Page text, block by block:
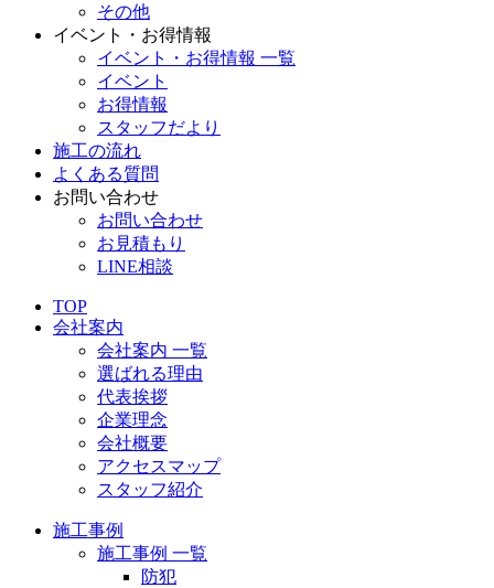
その他
イベント・お得情報
イベント・お得情報 一覧
イベント
お得情報
スタッフだより
施工の流れ
よくある質問
お問い合わせ
お問い合わせ
お見積もり
LINE相談
TOP
会社案内
会社案内 一覧
選ばれる理由
代表挨拶
企業理念
会社概要
アクセスマップ
スタッフ紹介
施工事例
施工事例 一覧
防犯